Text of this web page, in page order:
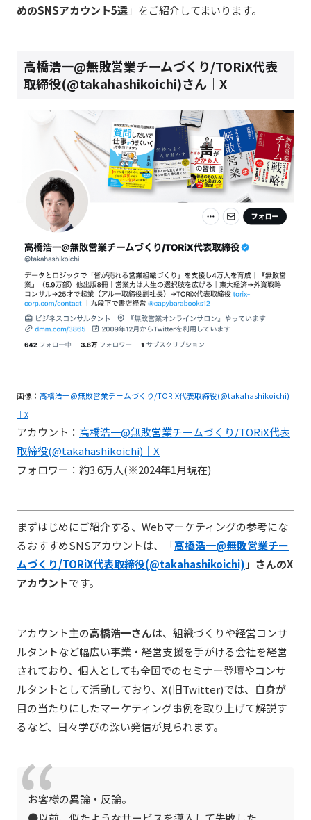
めのSNSアカウント5選」をご紹介してまいります。
高橋浩一@無敗営業チームづくり/TORiX代表
取締役(@takahashikoichi)さん｜X
画像： 高橋浩一@無敗営業チームづくり/TORiX代表取締役(@takahashikoichi)
｜X
アカウント： 高橋浩一@無敗営業チームづくり/TORiX代表
取締役(@takahashikoichi)｜X
フォロワー：約3.6万人(※2024年1月現在)
まずはじめにご紹介する、Webマーケティングの参考にな
るおすすめSNSアカウントは、「高橋浩一@無敗営業チー
ムづくり/TORiX代表取締役(@takahashikoichi) 」さんのX
アカウントです。
アカウント主の高橋浩一さんは、組織づくりや経営コンサ
ルタントなど幅広い事業・経営支援を手がける会社を経営
されており、個人としても全国でのセミナー登壇やコンサ
ルタントとして活動しており、X(旧Twitter)では、自身が
目の当たりにしたマーケティング事例を取り上げて解説す
るなど、日々学びの深い発信が見られます。
お客様の異論・反論。